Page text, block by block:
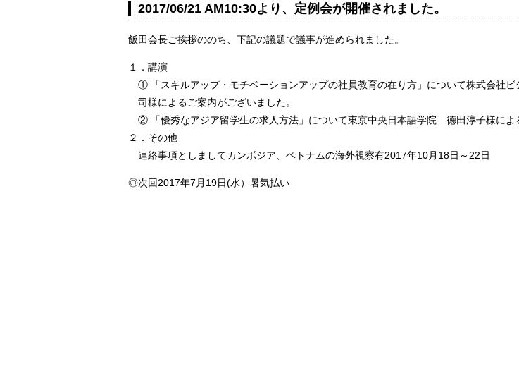
2017/06/21 AM10:30より、定例会が開催されました。
飯田会長ご挨拶ののち、下記の議題で議事が進められました。
１．講演
① 「スキルアップ・モチベーションアップの社員教育の在り方」について株式会社
司様によるご案内がございました。
② 「優秀なアジア留学生の求人方法」について東京中央日本語学院 徳田淳子様によ
２．その他
連絡事項としましてカンボジア、ベトナムの海外視察有2017年10月18日～22日
◎次回2017年7月19日(水）暑気払い